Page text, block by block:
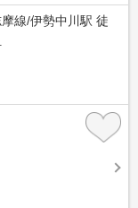
線/伊勢中川駅 徒